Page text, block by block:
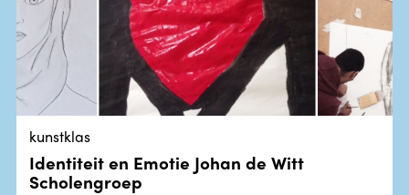
kunstklas
Identiteit en Emotie Johan de Witt
Scholengroep